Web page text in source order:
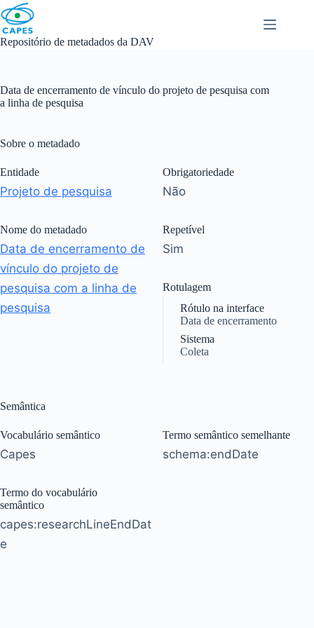
Skip
to
content
Repositório de metadados da DAV
Data de encerramento de vínculo do projeto de pesquisa com
a linha de pesquisa
Sobre o metadado
Entidade
Projeto de pesquisa
Nome do metadado
Data de encerramento de
vínculo do projeto de
pesquisa com a linha de
pesquisa
Obrigatoriedade
Não
Repetível
Sim
Rotulagem
Rótulo na interface
Data de encerramento
Sistema
Coleta
Semântica
Vocabulário semântico
Capes
Termo do vocabulário
semântico
capes:researchLineEndDat
e
Termo semântico semelhante
schema:endDate